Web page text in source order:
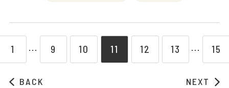
BACK
1 ⋯ 9 10 11 12 13 ⋯ 15
NEXT